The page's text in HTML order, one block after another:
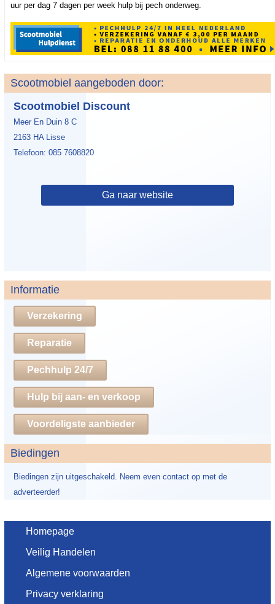
uur per dag 7 dagen per week hulp bij pech onderweg.
Scootmobiel aangeboden door:
Scootmobiel Discount
Meer En Duin 8 C
2163 HA Lisse
Telefoon: 085 7608820
Ga naar website
Informatie
Verzekering
Reparatie
Pechhulp 24/7
Hulp bij aan- en verkoop
Voordeligste aanbieder
Biedingen
Biedingen zijn uitgeschakeld. Neem even contact op met de
adverteerder!
Homepage
Veilig Handelen
Algemene voorwaarden
Privacy verklaring